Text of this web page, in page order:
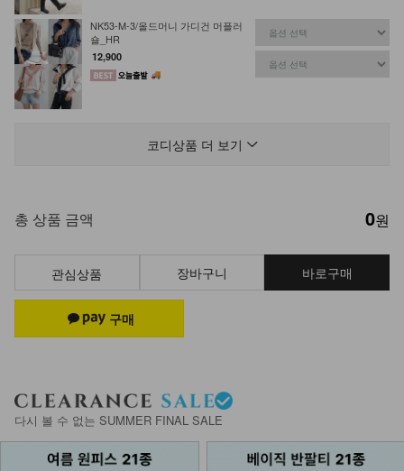
NK53-M-3/올드머니 가디건 머플러
숄_HR
12,900
DM61-C-02/어퓨 피그먼트 캡모자
_DY
NK61-BS-2/메일 캔버스 에코백
19,900
NK61-BS-7/비욘드 리버시블 보부상
백
코디상품 더 보기
총 상품 금액 0원
관심상품 장바구니 바로구매
다시 볼 수 없는 SUMMER FINAL SALE